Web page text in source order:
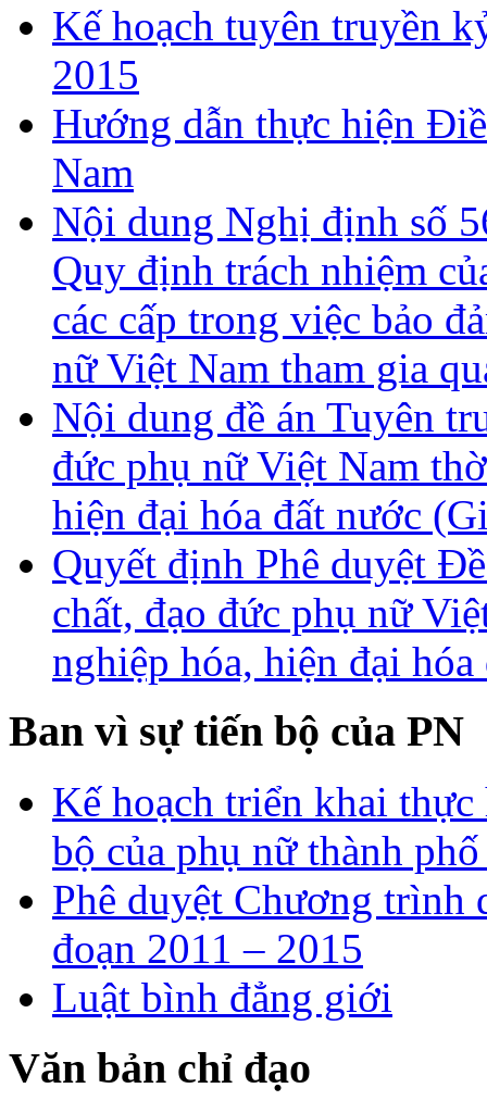
Kế hoạch tuyên truyền
2015
Hướng dẫn thực hiện
Nam
Nội dung Nghị định số
Quy định trách nhiệm
các cấp trong việc bảo
nữ Việt Nam tham gia
Nội dung đề án Tuyên
đức phụ nữ Việt Nam
hiện đại hóa đất nước
Quyết định Phê duyệt
chất, đạo đức phụ nữ
nghiệp hóa, hiện đại
Ban vì sự tiến bộ của PN
Kế hoạch triển khai
bộ của phụ nữ thành
Phê duyệt Chương
đoạn 2011 – 2015
Luật bình đẳng giới
Văn bản chỉ đạo